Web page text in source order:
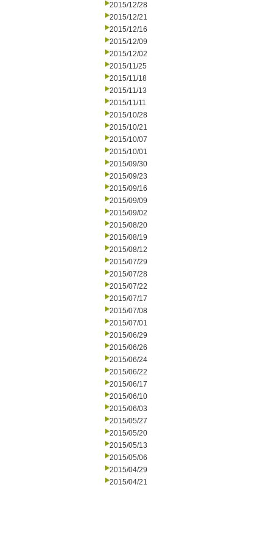
2015/12/28
2015/12/21
2015/12/16
2015/12/09
2015/12/02
2015/11/25
2015/11/18
2015/11/13
2015/11/11
2015/10/28
2015/10/21
2015/10/07
2015/10/01
2015/09/30
2015/09/23
2015/09/16
2015/09/09
2015/09/02
2015/08/20
2015/08/19
2015/08/12
2015/07/29
2015/07/28
2015/07/22
2015/07/17
2015/07/08
2015/07/01
2015/06/29
2015/06/26
2015/06/24
2015/06/22
2015/06/17
2015/06/10
2015/06/03
2015/05/27
2015/05/20
2015/05/13
2015/05/06
2015/04/29
2015/04/21